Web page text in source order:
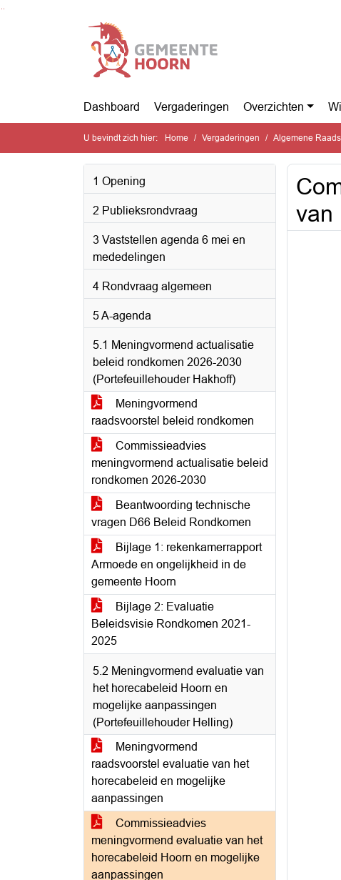
Dashboard Vergaderingen Overzichten
U bevindt zich hier: Home Vergaderingen Algemene
1 Opening
2 Publieksrondvraag
3 Vaststellen agenda 6 mei en
mededelingen
4 Rondvraag algemeen
5 A-agenda
5.1 Meningvormend actualisatie
beleid rondkomen 2026-2030
(Portefeuillehouder Hakhoff)
Meningvormend
raadsvoorstel beleid rondkomen
Commissieadvies
meningvormend actualisatie beleid
rondkomen 2026-2030
Beantwoording technische
vragen D66 Beleid Rondkomen
Bijlage 1: rekenkamerrapport
Armoede en ongelijkheid in de
gemeente Hoorn
Bijlage 2: Evaluatie
Beleidsvisie Rondkomen 2021-
2025
5.2 Meningvormend evaluatie van
het horecabeleid Hoorn en
mogelijke aanpassingen
(Portefeuillehouder Helling)
Meningvormend
raadsvoorstel evaluatie van het
horecabeleid en mogelijke
aanpassingen
Commissieadvies
meningvormend evaluatie van het
horecabeleid Hoorn en mogelijke
aanpassingen
van